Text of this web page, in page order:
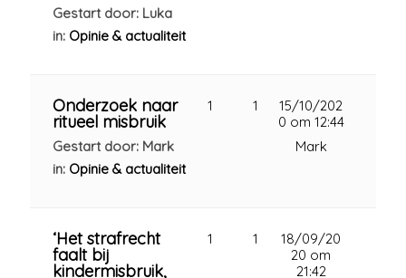
Gestart door: Luka
in: Opinie & actualiteit
Onderzoek naar
ritueel misbruik
Gestart door: Mark
in: Opinie & actualiteit
1 1
15/10/202
0 om 12:44
Mark
‘Het strafrecht
faalt bij
kindermisbruik,
1 1
18/09/20
20 om
21:42